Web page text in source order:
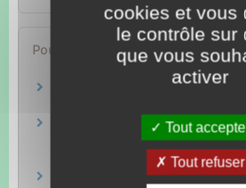
Pour en savoir plus
Allocation veuvage
Mes droits en cas de décès
Caisse nationale d'assurance
Assurance Retraite de la
cookies et vous
le contrôle sur
que vous
activer
Tout
Tout refuser